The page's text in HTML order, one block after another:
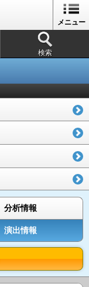
メニュー
検索
分析情報
演出情報